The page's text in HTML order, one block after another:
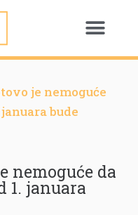
je nemoguće
bude
nemoguće da
1. januara